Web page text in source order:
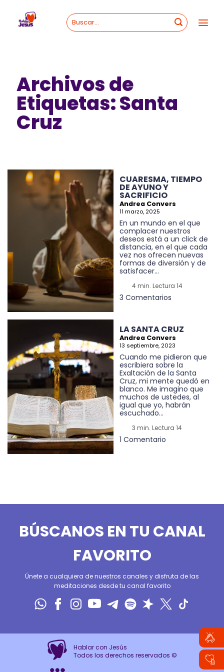
content
Archivos de
Etiquetas:Santa
Cruz
CUARESMA, TIEMPO
DE AYUNO Y
SACRIFICIO
Andrea Convers
11 marzo, 2025
En un mundo en el que
complacer nuestros
deseos está a un click de
distancia, en el que cada
vez nos ofrecen nuevas
formas de diversión y de
satisfacer...
4 min. Lectura 14
3 Comentarios
LA SANTA CRUZ
Andrea Convers
13 septiembre, 2023
Cuando me pidieron que
escribiera sobre la
Exaltación de la Santa
Cruz, mi mente quedó en
blanco. Me imagino que
muchos de ustedes, al
igual que yo, habrán
escuchado...
3 min. Lectura 14
1 Comentario
BÚSCANOS EN TU CANAL
FAVORITO
Únete a cualquiera de nuestros canales y disfruta de las
meditaciones desde tu canal favorito
Hablar con Jesús
Todos los derechos reservados ©